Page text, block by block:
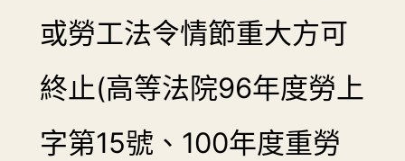
或勞工法令情節重大方可
終止(高等法院96年度勞上
字第15號、100年度重勞